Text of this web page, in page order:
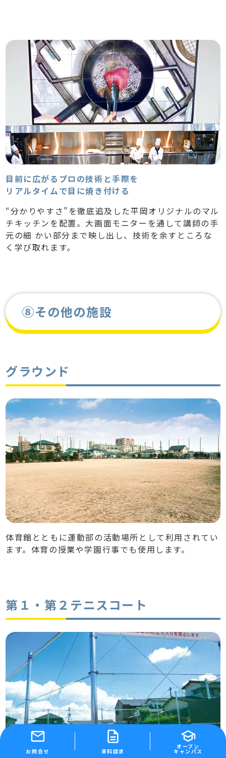
目前に広がるプロの技術と手際を
リアルタイムで目に焼き付ける
“分かりやすさ”を徹底追及した平岡オリジナルのマル
チキッチンを配置。大画面モニターを通して講師の手
元の細 かい部分まで映し出し、技術を余すところな
く学び取れます。
⑧その他の施設
グラウンド
体育館とともに運動部の活動場所として利用されてい
ます。体育の授業や学園行事でも使用します。
第１・第２テニスコート
お問合せ 資料請求
オープン
キャンパス